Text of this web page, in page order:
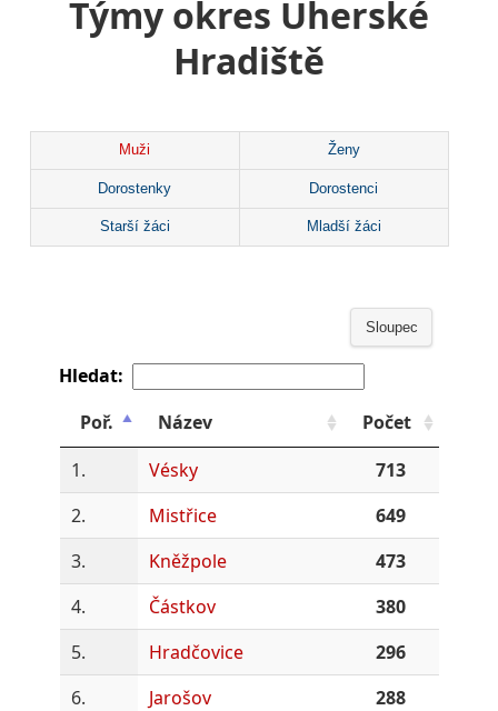
Týmy okres Uherské
Hradiště
Muži Ženy
Dorostenky Dorostenci
Starší žáci Mladší žáci
Sloupec
Hledat:
Poř.
Název
Počet
1.
Vésky
713
2.
Mistřice
649
3.
Kněžpole
473
4.
Částkov
380
5.
Hradčovice
296
6.
Jarošov
288